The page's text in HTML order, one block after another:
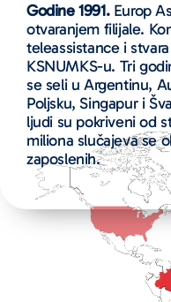
Godine 1991.Europ
otvaranjem filijale.
teleassistance i
KSNUMKS-u. Tri
se seli u Argentinu,
Poljsku, Singapur i
ljudi su pokriveni od
miliona slučajeva se
zaposlenih.